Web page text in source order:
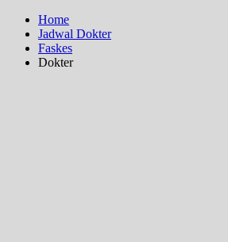
Home
Jadwal Dokter
Faskes
Dokter